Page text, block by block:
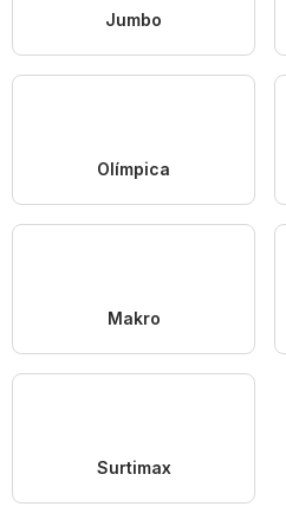
Jumbo
Olímpica
Makro
Surtimax